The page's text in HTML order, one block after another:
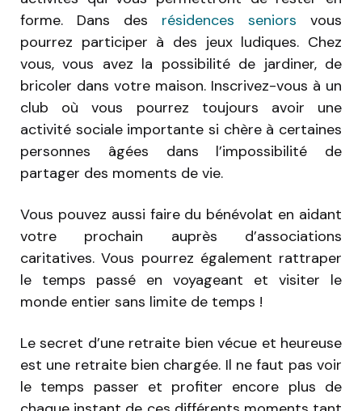
forme. Dans des résidences seniors vous
pourrez participer à des jeux ludiques. Chez
vous, vous avez la possibilité de jardiner, de
bricoler dans votre maison. Inscrivez-vous à un
club où vous pourrez toujours avoir une
activité sociale importante si chère à certaines
personnes âgées dans l’impossibilité de
partager des moments de vie.
Vous pouvez aussi faire du bénévolat en aidant
votre prochain auprès d’associations
caritatives. Vous pourrez également rattraper
le temps passé en voyageant et visiter le
monde entier sans limite de temps !
Le secret d’une retraite bien vécue et heureuse
est une retraite bien chargée. Il ne faut pas voir
le temps passer et profiter encore plus de